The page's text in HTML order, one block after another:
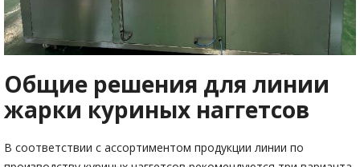
Общие решения для линии
жарки куриных наггетсов
В соответствии с ассортиментом продукции линии по